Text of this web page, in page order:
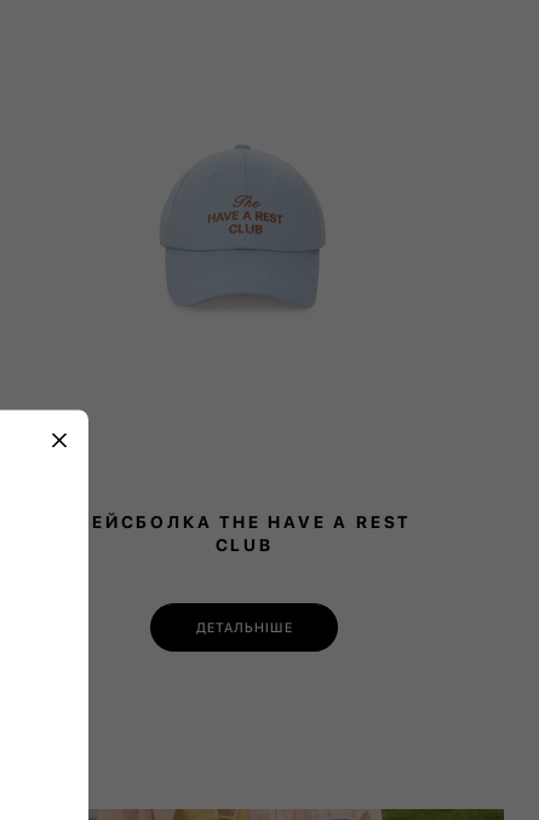
БЕЙСБОЛКА THE HAVE A REST
CLUB
ДЕТАЛЬНІШЕ